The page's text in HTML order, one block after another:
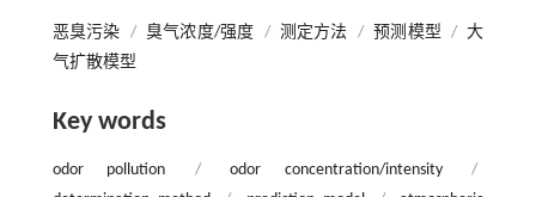
恶臭污染 / 臭气浓度/强度 / 测定方法 / 预测模型 / 大
气扩散模型
Key words
odor pollution / odor concentration/intensity
/